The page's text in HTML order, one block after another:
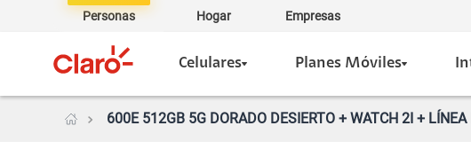
Personas Hogar Empresas
Celulares Planes Móviles
600E 512GB 5G DORADO DESIERTO + WATCH 2I +